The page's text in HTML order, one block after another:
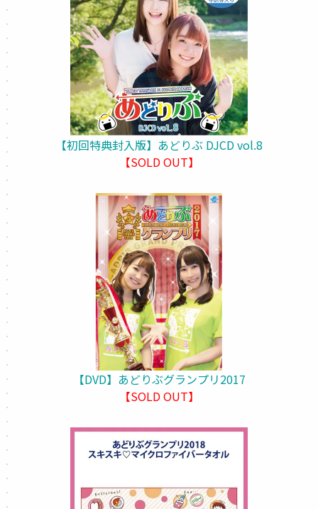
【初回特典封入版】あどりぶ DJCD vol.8
【SOLD OUT】
【DVD】あどりぶグランプリ2017
【SOLD OUT】